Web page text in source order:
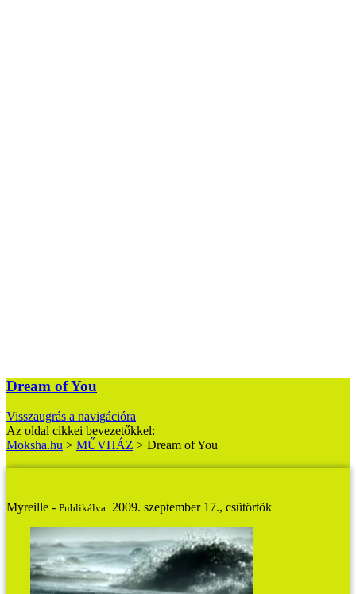
Dream of You
Visszaugrás a navigációra
Az oldal cikkei bevezetőkkel:
Moksha.hu > MŰVHÁZ > Dream of You
Myreille - Publikálva: 2009. szeptember 17., csütörtök